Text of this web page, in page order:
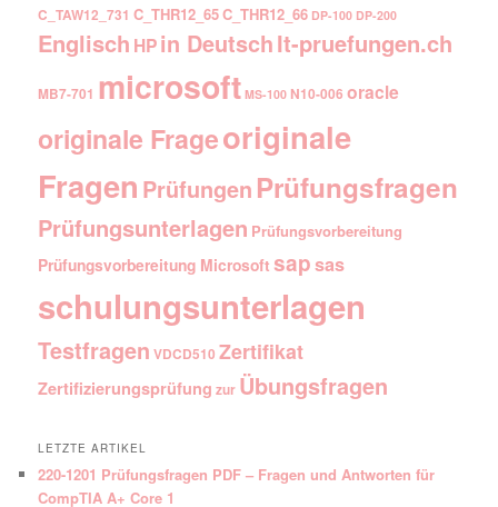
C_TAW12_731 C_THR12_65C_THR12_66 DP-100 DP-200
Englisch HPin DeutschIt-pruefungen.ch
MB7-701 microsoft MS-100 N10-006 oracle
originale Frageoriginale
Fragen Prüfungen Prüfungsfragen
Prüfungsunterlagen Prüfungsvorbereitung
Prüfungsvorbereitung Microsoft sapsas
schulungsunterlagen
Testfragen VDCD510 Zertifikat
Zertifizierungsprüfung zur Übungsfragen
LETZTE ARTIKEL
220-1201 Prüfungsfragen PDF – Fragen und Antworten für
CompTIA A+ Core 1